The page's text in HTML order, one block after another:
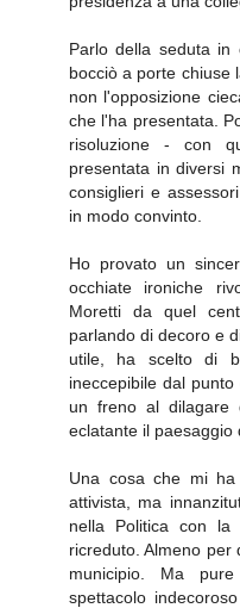
Parlo della seduta in
bocciò a porte chiuse
non l'opposizione
che l'ha presentata.
risoluzione - con
presentata in diversi
consiglieri e
in modo convinto.
Ho provato un
occhiate ironiche
Moretti da quel
parlando di decoro e
utile, ha scelto di
ineccepibile dal
un freno al dilagare
eclatante il paesaggio
Una cosa che mi ha
attivista, ma
nella Politica con la
ricreduto. Almeno per
municipio. Ma
spettacolo